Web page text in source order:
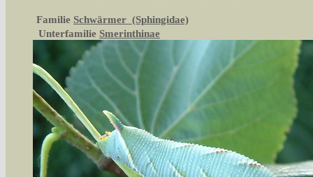
Familie Schwärmer (Sphingidae)
Unterfamilie Smerinthinae